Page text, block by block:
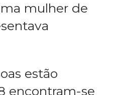
mulher de
estão
encontram-se